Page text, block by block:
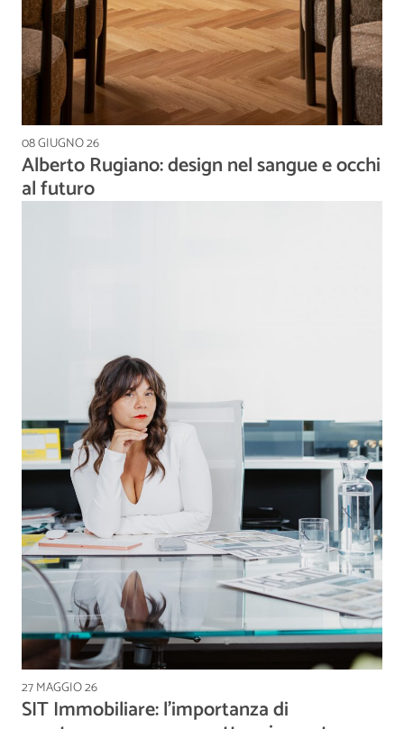
08 GIUGNO 26
Alberto Rugiano: design nel sangue e occhi
al futuro
27 MAGGIO 26
SIT Immobiliare: l’importanza di